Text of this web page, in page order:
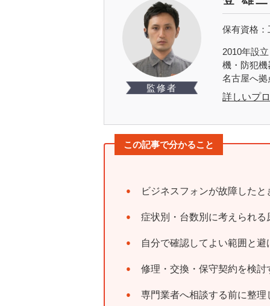
監修者
保有資格
2010年設
機・防犯
名古屋へ拠
詳しいプ
この記事で分かること
ビジネスフォンが故障した
症状別・台数別に考えられる
自分で確認してよい範囲と避
修理・交換・保守契約を検討
専門業者へ相談する前に整理